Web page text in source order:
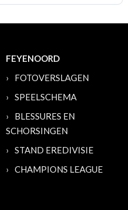
FEYENOORD
FOTOVERSLAGEN
SPEELSCHEMA
BLESSURES EN
SCHORSINGEN
STAND EREDIVISIE
CHAMPIONS LEAGUE